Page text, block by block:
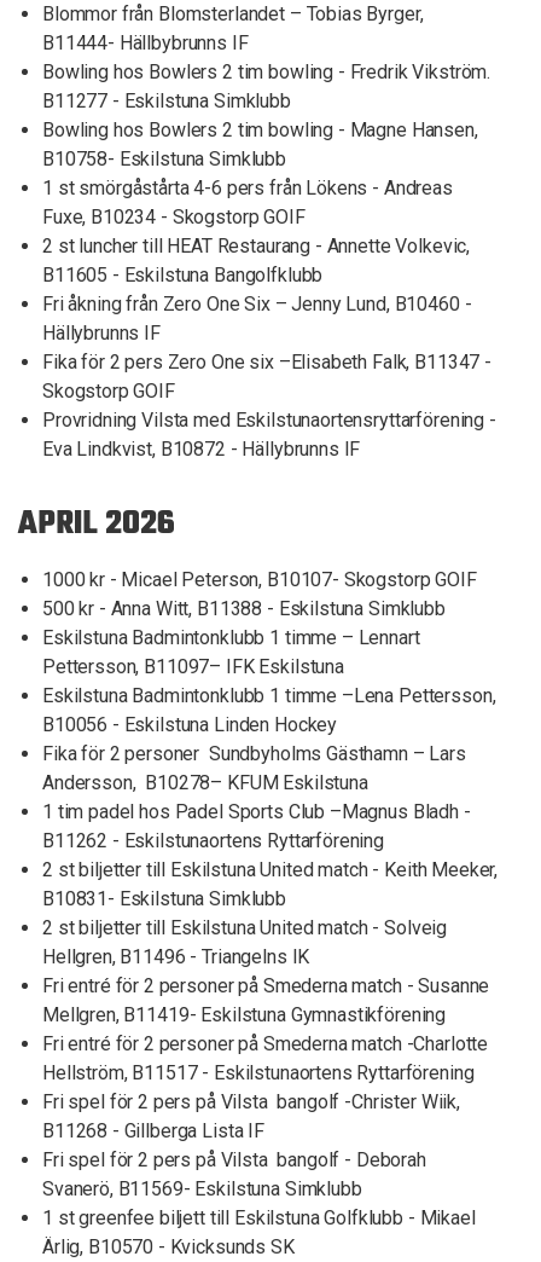
Blommor från Blomsterlandet – Tobias Byrger,
B11444- Hällbybrunns IF
Bowling hos Bowlers 2 tim bowling - Fredrik Vikström.
B11277 - Eskilstuna Simklubb
Bowling hos Bowlers 2 tim bowling - Magne Hansen,
B10758- Eskilstuna Simklubb
1 st smörgåstårta 4-6 pers från Lökens - Andreas
Fuxe, B10234 - Skogstorp GOIF
2 st luncher till HEAT Restaurang - Annette Volkevic,
B11605 - Eskilstuna Bangolfklubb
Fri åkning från Zero One Six – Jenny Lund, B10460 -
Hällybrunns IF
Fika för 2 pers Zero One six –Elisabeth Falk, B11347 -
Skogstorp GOIF
Provridning Vilsta med Eskilstunaortensryttarförening -
Eva Lindkvist, B10872 - Hällybrunns IF
APRIL 2026
1000 kr - Micael Peterson, B10107- Skogstorp GOIF
500 kr - Anna Witt, B11388 - Eskilstuna Simklubb
Eskilstuna Badmintonklubb 1 timme – Lennart
Pettersson, B11097– IFK Eskilstuna
Eskilstuna Badmintonklubb 1 timme –Lena Pettersson,
B10056 - Eskilstuna Linden Hockey
Fika för 2 personer Sundbyholms Gästhamn – Lars
Andersson, B10278– KFUM Eskilstuna
1 tim padel hos Padel Sports Club –Magnus Bladh -
B11262 - Eskilstunaortens Ryttarförening
2 st biljetter till Eskilstuna United match - Keith Meeker,
B10831- Eskilstuna Simklubb
2 st biljetter till Eskilstuna United match - Solveig
Hellgren, B11496 - Triangelns IK
Fri entré för 2 personer på Smederna match - Susanne
Mellgren, B11419- Eskilstuna Gymnastikförening
Fri entré för 2 personer på Smederna match -Charlotte
Hellström, B11517 - Eskilstunaortens Ryttarförening
Fri spel för 2 pers på Vilsta bangolf -Christer Wiik,
B11268 - Gillberga Lista IF
Fri spel för 2 pers på Vilsta bangolf - Deborah
Svanerö, B11569- Eskilstuna Simklubb
1 st greenfee biljett till Eskilstuna Golfklubb - Mikael
Ärlig, B10570 - Kvicksunds SK